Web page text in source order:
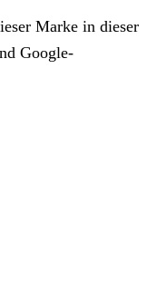
Marke in dieser
Google-